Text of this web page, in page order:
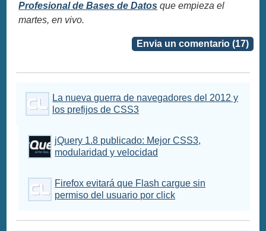
Profesional de Bases de Datos que empieza el
martes, en vivo.
Envia un comentario (17)
La nueva guerra de navegadores del 2012 y
los prefijos de CSS3
jQuery 1.8 publicado: Mejor CSS3,
modularidad y velocidad
Firefox evitará que Flash cargue sin
permiso del usuario por click